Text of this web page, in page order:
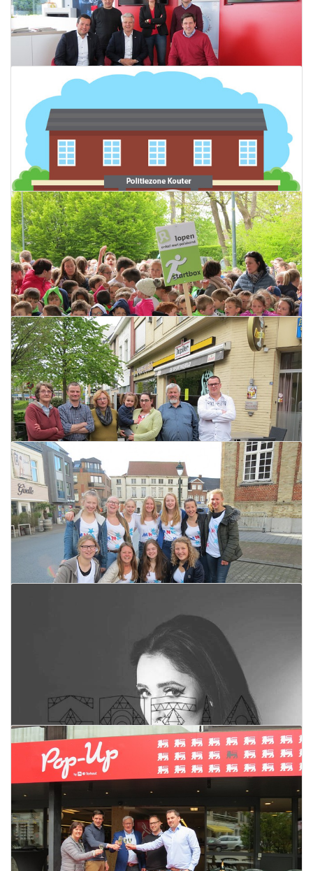
Arnoud Raskin op 18 mei in Garage
Muylaert
28 april 2017
Lees meer
Nieuws uit Politiezone Kouter
28 april 2017
Lees meer
Sint-Rembertcorrida
28 april 2017
Lees meer
Op 2 juli wordt de Burg een creawereld
28 april 2017
De 'Strafste School' van MNM in VTI
Torhout
28 april 2017
Lees meer